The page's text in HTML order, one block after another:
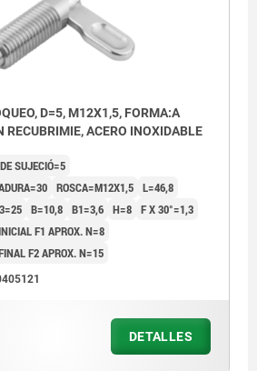
D=5, M12X1,5, FORMA:A
RECUBRIMIE, ACERO INOXIDABLE
SUJECIÓ=5
ROSCA=M12X1,5 L=46,8
B=10,8 B1=3,6 H=8 F X 30°=1,3
F1 APROX. N=8
F2 APROX. N=15
DETALLES